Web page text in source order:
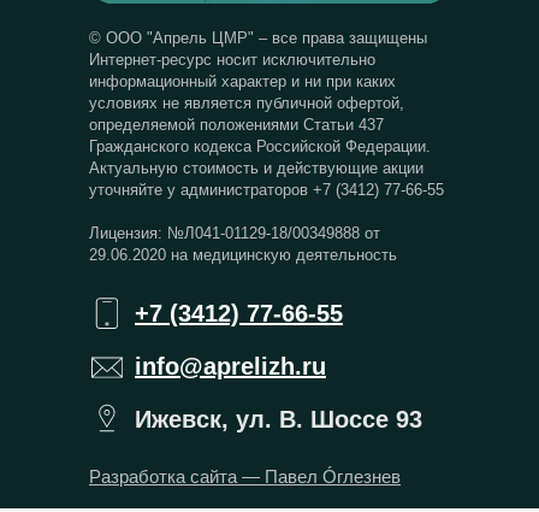
+7 (3412) 77-66-55
info@aprelizh.ru
Ижевск, ул. В. Шоссе 93
Разработка сайта — Павел Óглезнев
© ООО "Апрель ЦМР" – все права защищены
Интернет-ресурс носит исключительно
информационный характер и ни при каких
условиях не является публичной офертой,
определяемой положениями Статьи 437
Гражданского кодекса Российской Федерации.
Актуальную стоимость и действующие акции
уточняйте у администраторов +7 (3412) 77-66-55
Лицензия: №Л041-01129-18/00349888 от
29.06.2020 на медицинскую деятельность